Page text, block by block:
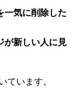
一気に削除した
が新しい人に見
ています。